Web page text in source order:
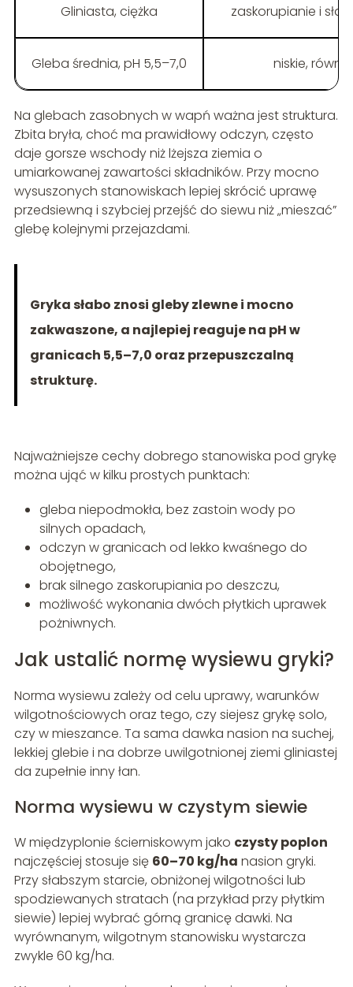
Gliniasta, ciężka zaskorupianie i
Gleba średnia, pH 5,5–7,0 niskie,
Na glebach zasobnych w wapń ważna jest struktura.
Zbita bryła, choć ma prawidłowy odczyn, często
daje gorsze wschody niż lżejsza ziemia o
umiarkowanej zawartości składników. Przy mocno
wysuszonych stanowiskach lepiej skrócić uprawę
przedsiewną i szybciej przejść do siewu niż „mieszać”
glebę kolejnymi przejazdami.
Gryka słabo znosi gleby zlewne i mocno
zakwaszone, a najlepiej reaguje na pH w
granicach 5,5–7,0 oraz przepuszczalną
strukturę.
Najważniejsze cechy dobrego stanowiska pod grykę
można ująć w kilku prostych punktach:
gleba niepodmokła, bez zastoin wody po
silnych opadach,
odczyn w granicach od lekko kwaśnego do
obojętnego,
brak silnego zaskorupiania po deszczu,
możliwość wykonania dwóch płytkich uprawek
pożniwnych.
Jak ustalić normę wysiewu gryki?
Norma wysiewu zależy od celu uprawy, warunków
wilgotnościowych oraz tego, czy siejesz grykę solo,
czy w mieszance. Ta sama dawka nasion na suchej,
lekkiej glebie i na dobrze uwilgotnionej ziemi gliniastej
da zupełnie inny łan.
Norma wysiewu w czystym siewie
W międzyplonie ścierniskowym jako czysty poplon
najczęściej stosuje się 60–70 kg/ha nasion gryki.
Przy słabszym starcie, obniżonej wilgotności lub
spodziewanych stratach (na przykład przy płytkim
siewie) lepiej wybrać górną granicę dawki. Na
wyrównanym, wilgotnym stanowisku wystarcza
zwykle 60 kg/ha.